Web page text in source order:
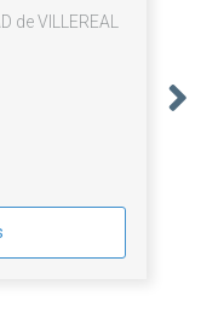
de VILLEREAL